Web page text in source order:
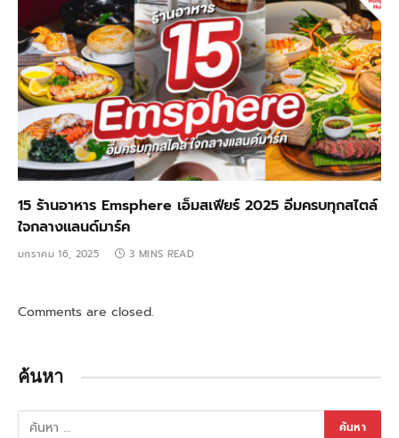
15 ร้านอาหาร Emsphere เอ็มสเฟียร์ 2025 อิ่มครบทุกสไตล์
ใจกลางแลนด์มาร์ค
มกราคม 16, 2025 3 MINS READ
Comments are closed.
ค้นหา